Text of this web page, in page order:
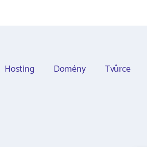
Hosting Domény Tvůrce